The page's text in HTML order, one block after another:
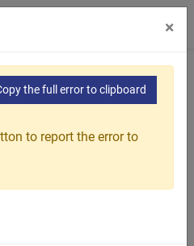
）生產的鎖緊墊圈系列
需求。
×
the full error to clipboard
to report the error to